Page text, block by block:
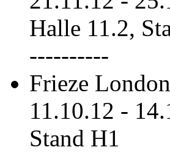
Halle 11.2,
----------
Frieze
11.10.12 -
Stand H1